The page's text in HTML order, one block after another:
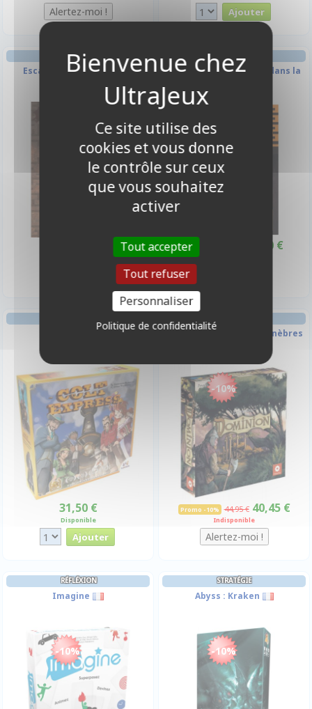
ESCAPE GAME
Escape Game - Le Manoir
Escape Game - Danger dans la
-0,45€
Promo -5% 8,50 €
Colt Express
31,50 €
Disponible
Dominion - L'âge Des Ténèbres
-10%
Promo -10% 44,95 € 40,45 €
Indisponible
RÉFLÉXION
Imagine
-10%
STRATÉGIE
Abyss : Kraken
-10%
Ce site utilise des
cookies et vous donne
le contrôle sur ceux
que vous souhaitez
activer
Tout accepter
Tout refuser
Personnaliser
Politique de confidentialité